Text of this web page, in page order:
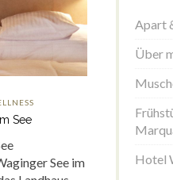
See
See im
Apart
Über
Hotel